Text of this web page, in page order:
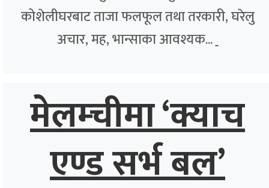
कोशेलीघरबाट ताजा फलफूल तथा तरकारी, घरेलु
अचार, मह, भान्साका आवश्यक...
मेलम्चीमा ‘क्याच
एण्ड सर्भ बल’